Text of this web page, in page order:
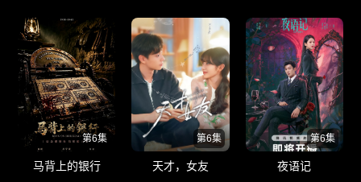
第6集
马背上的银行
第6集
天才，女友
第6集
夜语记